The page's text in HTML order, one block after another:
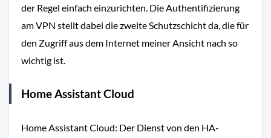
der Regel einfach einzurichten. Die Authentifizierung
am VPN stellt dabei die zweite Schutzschicht da, die für
den Zugriff aus dem Internet meiner Ansicht nach so
wichtig ist.
Home Assistant Cloud
Home Assistant Cloud: Der Dienst von den HA-